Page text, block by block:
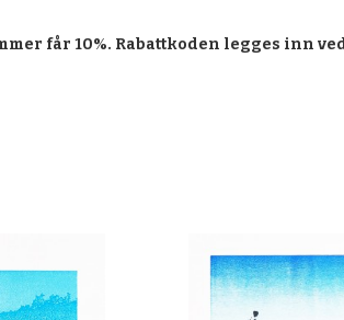
får 10%. Rabattkoden legges inn